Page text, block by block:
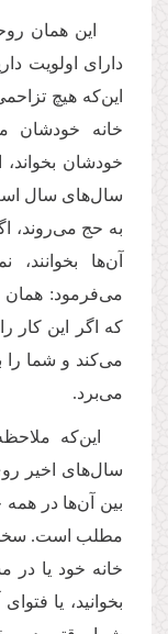
این همان
دارای اولویت
این‌که هیچ
خانه خودشان
خودشان
سال‌های سال
به حج می‌روند،
آن‌ها
می‌فرمود: همان
که اگر این کار
می‌کند و شما را
می‌برد.
این‌که
سال‌های اخیر
بین آن‌ها در همه
مطلب است. سخن
خانه‌ خود یا در
بخوانید، یا